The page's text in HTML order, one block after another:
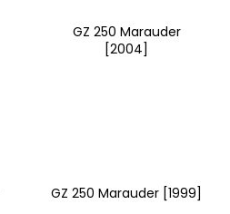
GZ 250 Marauder
[2004]
GZ 250 Marauder [1999]